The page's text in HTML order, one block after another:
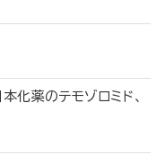
薬のテモゾロミド、